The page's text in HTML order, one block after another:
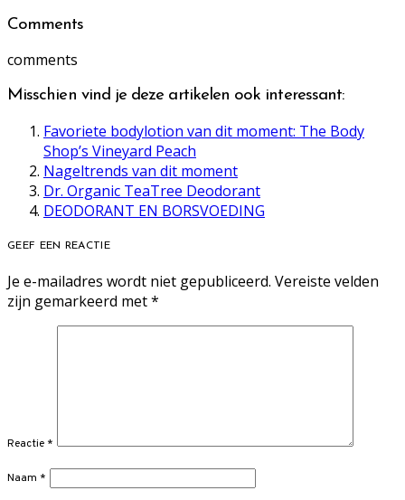
Comments
comments
Misschien vind je deze artikelen ook interessant:
Favoriete bodylotion van dit moment: The Body
Shop’s Vineyard Peach
Nageltrends van dit moment
Dr. Organic TeaTree Deodorant
DEODORANT EN BORSVOEDING
GEEF EEN REACTIE
Je e-mailadres wordt niet gepubliceerd. Vereiste velden
zijn gemarkeerd met*
Reactie *
Naam *